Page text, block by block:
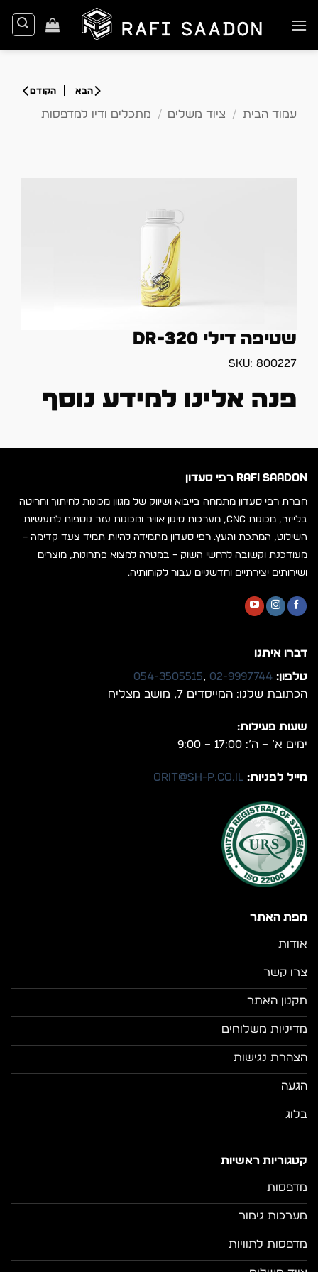
to
עמוד הבית / ציוד משלים / מתכלים ודיו למדפסות
שטיפה דילי DR-320
SKU: 800227
פנה אלינו למידע נוסף
RAFI SAADON רפי סעדון
חברת רפי סעדון מתמחה בייבוא ושיווק של מגוון מכונות לחיתוך וחריטה
בלייזר, מכונות CNC, מערכות סינון אוויר ומכונות עזר נוספות לתעשיות
השילוט, המתכת והעץ. רפי סעדון מתמידה להיות תמיד צעד קדימה –
מעודכנת וקשובה לרחשי השוק – במטרה למצוא פתרונות, מוצרים
ושירותים יצירתיים וחדשניים עבור לקוחותיה.
מפת האתר
אודות
צרו קשר
תקנון האתר
מדיניות משלוחים
הצהרת נגישות
הגעה
בלוג
קטגוריות ראשיות
מדפסות
מערכות גימור
מדפסות לתוויות
דברו איתנו
טלפון: 02-9997744
,
054-3505515
הכתובת שלנו: המייסדים 7, מושב מצליח
שעות פעילות:
ימים א’ – ה’: 17:00 – 9:00
מייל לפניות: orit@sh-p.co.il